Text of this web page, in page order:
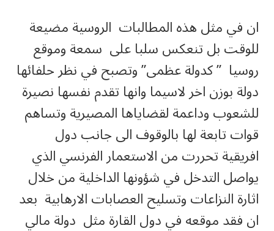
ان في مثل هذه المطالبات الروسية مضيعة
للوقت بل تنعكس سلبا على سمعة وموقع
روسيا ” كدولة عظمى” وتصبح في نظر حلفائها
دولة بوزن اخر لاسيما وانها تقدم نفسها نصيرة
للشعوب وداعمة لقضاياها المصيرية وتساهم
قوات تابعة لها بالوقوف الى جانب دول
افريقية تحررت من الاستعمار الفرنسي الذي
يواصل التدخل في شؤونها الداخلية من خلال
اثارة النزاعات وتسليح العصابات الارهابية بعد
ان فقد موقعه في دول القارة مثل دولة مالي